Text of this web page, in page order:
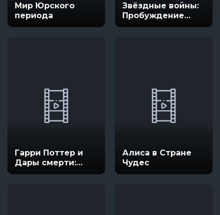
Мир Юрского
периода
Звёздные войны:
Пробуждение
Силы
Гарри Поттер и
Дары смерти:
Часть 2
Алиса в Стране
Чудес